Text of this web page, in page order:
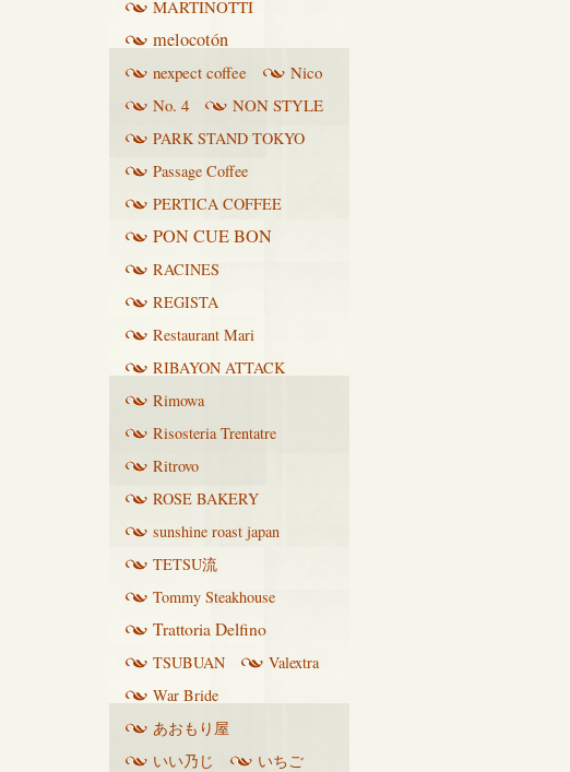
MARTINOTTI
melocotón
nexpect coffee
Nico
No. 4
NON STYLE
PARK STAND TOKYO
Passage Coffee
PERTICA COFFEE
PON CUE BON
RACINES
REGISTA
Restaurant Mari
RIBAYON ATTACK
Rimowa
Risosteria Trentatre
Ritrovo
ROSE BAKERY
sunshine roast japan
TETSU流
Tommy Steakhouse
Trattoria Delfino
TSUBUAN
Valextra
War Bride
あおもり屋
いい乃じ
いちご